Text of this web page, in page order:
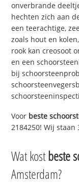
onverbrande
hechten zich aan
een teerachtige,
zoals hout en
rook kan creosoot
en een
bij
Voor beste
2184250! Wij
Wat kostbeste
Amsterdam?